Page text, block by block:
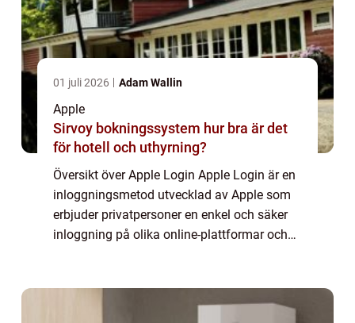
01 juli 2026 Adam Wallin
Apple
Sirvoy bokningssystem hur bra är det
för hotell och uthyrning?
Översikt över Apple Login Apple Login är en
inloggningsmetod utvecklad av Apple som
erbjuder privatpersoner en enkel och säker
inloggning på olika online-plattformar och